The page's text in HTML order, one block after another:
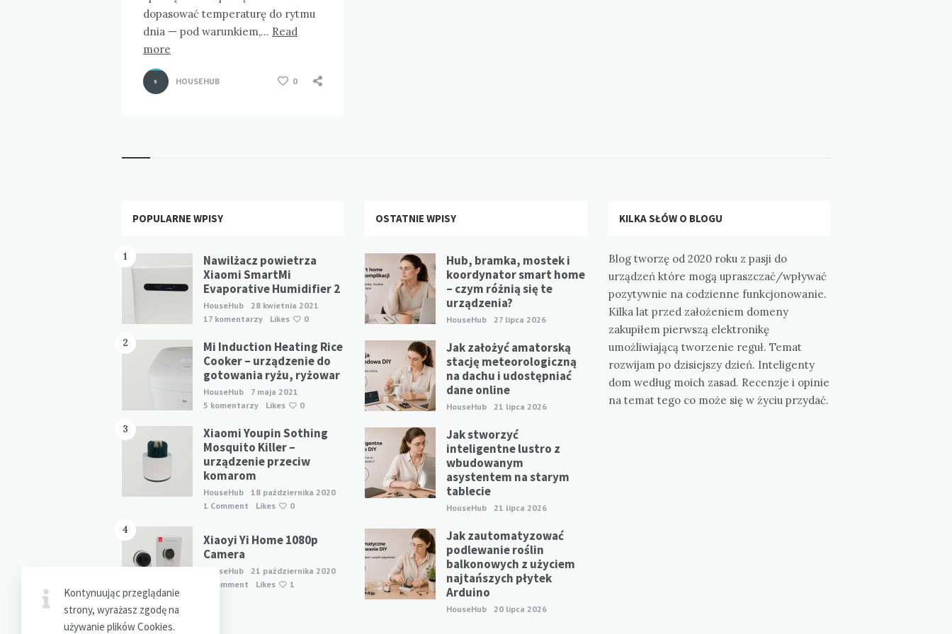
dopasować temperaturę do rytmu
dnia — pod warunkiem,… Read
more
HOUSEHUB 0
Widgets
POPULARNE WPISY
1
Nawilżacz powietrza
Xiaomi SmartMi
Evaporative Humidifier 2
HouseHub
28 kwietnia 2021
17 komentarzy
Likes 0
2
Mi Induction Heating Rice
Cooker – urządzenie do
gotowania ryżu, ryżowar
HouseHub
7 maja 2021
5 komentarzy
Likes 0
3
Xiaomi Youpin Sothing
Mosquito Killer –
urządzenie przeciw
komarom
HouseHub
18 października 2020
1 Comment
Likes 0
4
Xiaoyi Yi Home 1080p
Camera
HouseHub
21 października 2020
1 Comment
Likes 1
OSTATNIE WPISY
Hub, bramka, mostek i
koordynator smart home
– czym różnią się te
urządzenia?
HouseHub 27 lipca 2026
Jak założyć amatorską
stację meteorologiczną
na dachu i udostępniać
dane online
HouseHub 21 lipca 2026
Jak stworzyć
inteligentne lustro z
wbudowanym
asystentem na starym
tablecie
HouseHub 21 lipca 2026
Jak zautomatyzować
podlewanie roślin
balkonowych z użyciem
najtańszych płytek
Arduino
HouseHub 20 lipca 2026
KILKA SŁÓW O BLOGU
Blog tworzę od 2020 roku z pasji do
urządzeń które mogą upraszczać/wpływać
pozytywnie na codzienne funkcjonowanie.
Kilka lat przed założeniem domeny
zakupiłem pierwszą elektronikę
umożliwiającą tworzenie reguł. Temat
rozwijam po dzisiejszy dzień. Inteligenty
dom według moich zasad. Recenzje i opinie
na temat tego co może się w życiu przydać.
Kontynuując przeglądanie
strony, wyrażasz zgodę na
używanie plików Cookies.